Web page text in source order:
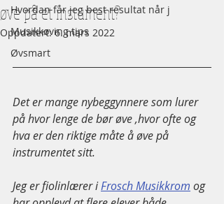
Hvordan får jeg best resultat når j
Musikkøving tips
Øvsmart
øve på et instument?
Oppdatert:6. mars 2022
Det er mange nybeggynnere som lurer
på hvor lenge de bør øve ,hvor ofte og
hva er den riktige måte å øve på
instrumentet sitt.
Jeg er fiolinlærer i Frosch Musikkrom og